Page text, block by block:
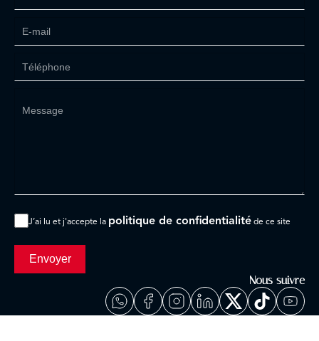
J’ai lu et j'accepte la politique de confidentialité de ce site
Envoyer
Nous suivre